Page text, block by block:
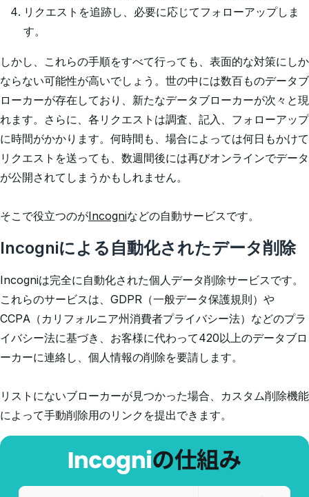
リクエストを追跡し、必要に応じてフォローアップしま
す。
しかし、これらの手順をすべて行っても、表面的な対策にしか
ならない可能性が高いでしょう。世の中には数百ものデータブ
ローカーが存在しており、新たなデータブローカーが次々と現
れます。さらに、各リクエストは調査、記入、フォローアップ
に時間がかかります。何時間も、場合によっては何日もかけて
リクエストを送っても、数週間後には再びオンラインでデータ
が公開されてしまうかもしれません。
そこで役立つのがIncogniなどの自動サービスです。
Incogniによる自動化されたデータ削除
Incogniは完全に自動化された個人データ削除サービスです。
これらのサービスは、GDPR（一般データ保護規則）や
CCPA（カリフォルニア州消費者プライバシー法）などのプラ
イバシー法に基づき、お客様に代わって420以上のデータブロ
ーカーに連絡し、個人情報の削除を要請します。
リストにないブローカーが見つかった場合、カスタム削除機能
によって手動削除用のリンクを提出できます。